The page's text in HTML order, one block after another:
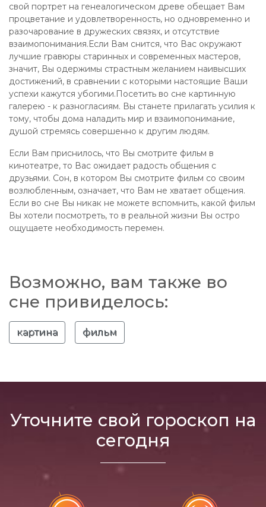
свой портрет на генеалогическом древе обещает Вам
процветание и удовлетворенность, но одновременно и
разочарование в дружеских связях, и отсутствие
взаимопонимания.Если Вам снится, что Вас окружают
лучшие гравюры старинных и современных мастеров,
значит, Вы одержимы страстным желанием наивысших
достижений, в сравнении с которыми настоящие Ваши
успехи кажутся убогими.Посетить во сне картинную
галерею - к разногласиям. Вы станете прилагать усилия к
тому, чтобы дома наладить мир и взаимопонимание,
душой стремясь совершенно к другим людям.
Если Вам приснилось, что Вы смотрите фильм в
кинотеатре, то Вас ожидает радость общения с
друзьями. Сон, в котором Вы смотрите фильм со своим
возлюбленным, означает, что Вам не хватает общения.
Если во сне Вы никак не можете вспомнить, какой фильм
Вы хотели посмотреть, то в реальной жизни Вы остро
ощущаете необходимость перемен.
Возможно, вам также во
сне привиделось:
картина фильм
Уточните свой гороскоп на
сегодня